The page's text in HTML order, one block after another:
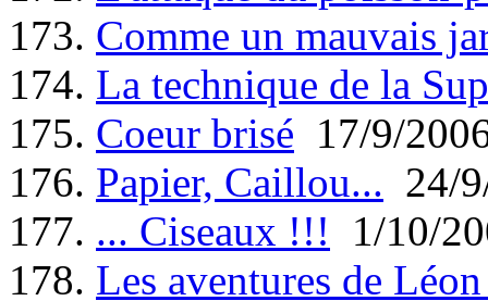
173. Comme un mauvais
174. La technique de la
175. Coeur brisé 17/9/
176. Papier, Caillou... 24/
177. ... Ciseaux !!! 1/10/
178. Les aventures de